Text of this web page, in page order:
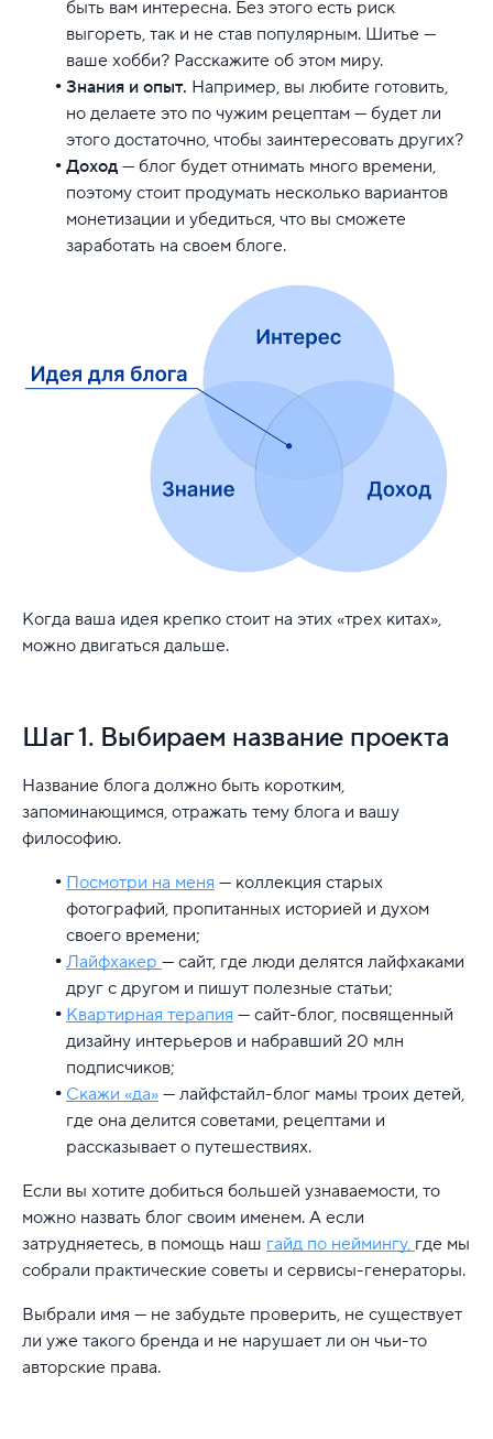
быть вам интересна. Без этого есть риск
выгореть, так и не став популярным. Шитье —
ваше хобби? Расскажите об этом миру.
Знания и опыт. Например, вы любите готовить,
но делаете это по чужим рецептам — будет ли
этого достаточно, чтобы заинтересовать других?
Доход — блог будет отнимать много времени,
поэтому стоит продумать несколько вариантов
монетизации и убедиться, что вы сможете
заработать на своем блоге.
Когда ваша идея крепко стоит на этих «трех китах»,
можно двигаться дальше.
Шаг 1. Выбираем название проекта
Название блога должно быть коротким,
запоминающимся, отражать тему блога и вашу
философию.
Посмотри на меня — коллекция старых
фотографий, пропитанных историей и духом
своего времени;
Лайфхакер — сайт, где люди делятся лайфхаками
друг с другом и пишут полезные статьи;
Квартирная терапия — сайт-блог, посвященный
дизайну интерьеров и набравший 20 млн
подписчиков;
Скажи «да» — лайфстайл-блог мамы троих детей,
где она делится советами, рецептами и
рассказывает о путешествиях.
Если вы хотите добиться большей узнаваемости, то
можно назвать блог своим именем. А если
затрудняетесь, в помощь наш гайд по неймингу, где мы
собрали практические советы и сервисы-генераторы.
Выбрали имя — не забудьте проверить, не существует
ли уже такого бренда и не нарушает ли он чьи-то
авторские права.